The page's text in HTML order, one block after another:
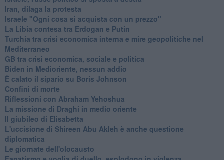
Iran, dilaga la protesta
Israele "Ogni cosa si acquista con un prezzo"
La Libia contesa tra Erdogan e Putin
Turchia tra crisi economica interna e mire geopolitiche nel
Mediterraneo
GB tra crisi economica, sociale e politica
Biden in Medioriente, nessun addio
È calato il sipario su Boris Johnson
Confini di morte
Riflessioni con Abraham Yehoshua
La missione di Draghi in medio oriente
Il giubileo di Elisabetta
L'uccisione di Shireen Abu Akleh è anche questione
diplomatica
Le giornate dell'olocausto